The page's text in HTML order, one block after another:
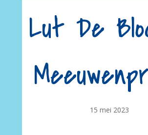
Lut De
15 mei 2023